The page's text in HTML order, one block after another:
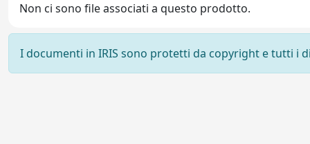
Non ci sono file associati a questo prodotto.
I documenti in IRIS sono protetti da copyright e tutti i